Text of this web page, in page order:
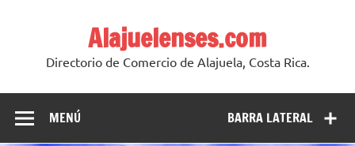
Alajuelenses.com
Directorio de Comercio de Alajuela, Costa Rica.
BARRA LATERAL
MENÚ